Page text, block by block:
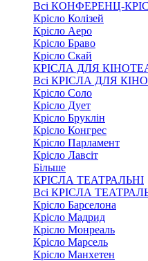
Всі КОНФЕРЕНЦ-
Крісло Колізей
Крісло Аеро
Крісло Браво
Крісло Скай
КРІСЛА ДЛЯ
Всі КРІСЛА ДЛЯ
Крісло Соло
Крісло Дует
Крісло Бруклін
Крісло Конгрес
Крісло Парламент
Крісло Лавсіт
Більше
КРІСЛА ТЕАТРАЛЬНІ
Всі КРІСЛА
Крісло Барселона
Крісло Мадрид
Крісло Монреаль
Крісло Марсель
Крісло Манхетен